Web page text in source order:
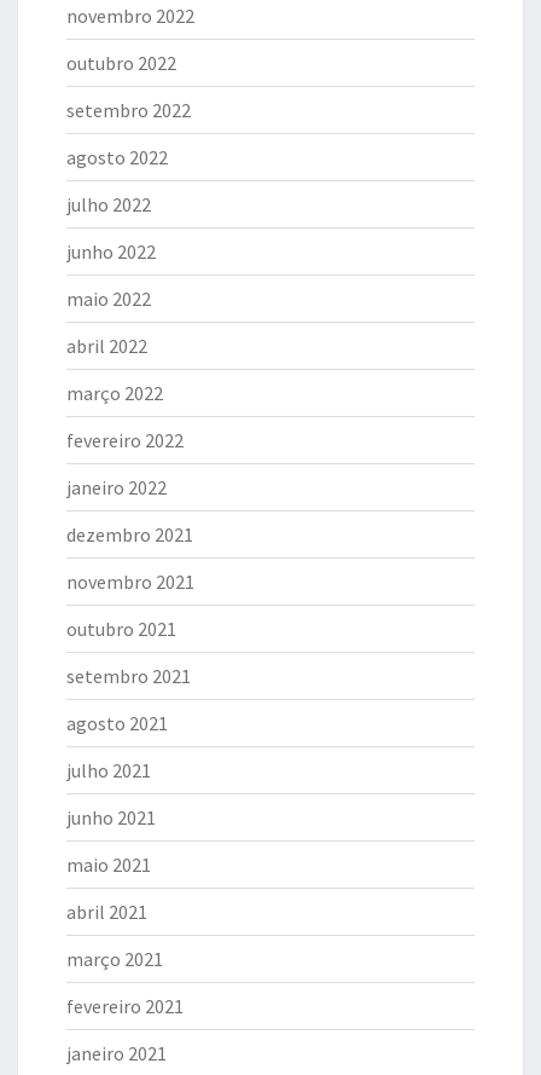
novembro 2022
outubro 2022
setembro 2022
agosto 2022
julho 2022
junho 2022
maio 2022
abril 2022
março 2022
fevereiro 2022
janeiro 2022
dezembro 2021
novembro 2021
outubro 2021
setembro 2021
agosto 2021
julho 2021
junho 2021
maio 2021
abril 2021
março 2021
fevereiro 2021
janeiro 2021